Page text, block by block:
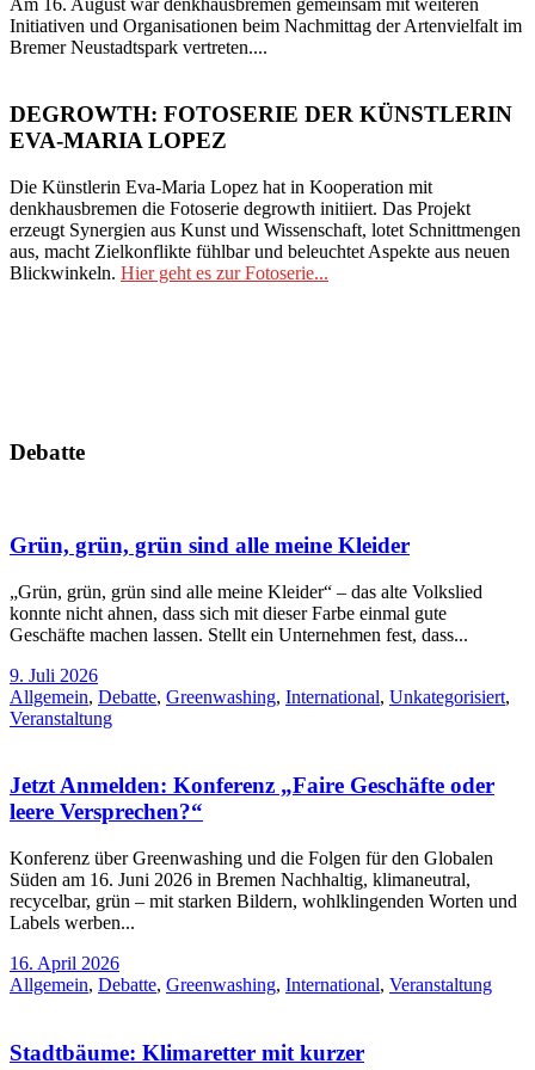
Am 16. August war denkhausbremen gemeinsam mit weiteren
Initiativen und Organisationen beim Nachmittag der Artenvielfalt im
Bremer Neustadtspark vertreten....
DEGROWTH: FOTOSERIE DER KÜNSTLERIN
EVA-MARIA LOPEZ
Die Künstlerin Eva-Maria Lopez hat in Kooperation mit
denkhausbremen die Fotoserie degrowth initiiert. Das Projekt
erzeugt Synergien aus Kunst und Wissenschaft, lotet Schnittmengen
aus, macht Zielkonflikte fühlbar und beleuchtet Aspekte aus neuen
Blickwinkeln. Hier geht es zur Fotoserie...
Debatte
Grün, grün, grün sind alle meine Kleider
„Grün, grün, grün sind alle meine Kleider“ – das alte Volkslied
konnte nicht ahnen, dass sich mit dieser Farbe einmal gute
Geschäfte machen lassen. Stellt ein Unternehmen fest, dass...
9. Juli 2026
Allgemein, Debatte, Greenwashing, International, Unkategorisiert,
Veranstaltung
Jetzt Anmelden: Konferenz „Faire Geschäfte oder
leere Versprechen?“
Konferenz über Greenwashing und die Folgen für den Globalen
Süden am 16. Juni 2026 in Bremen Nachhaltig, klimaneutral,
recycelbar, grün – mit starken Bildern, wohlklingenden Worten und
Labels werben...
16. April 2026
Allgemein, Debatte, Greenwashing, International, Veranstaltung
Stadtbäume: Klimaretter mit kurzer